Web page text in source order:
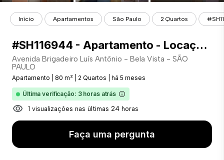
Início Apartamentos São Paulo 2 Quartos
#SH116944 - Apartamento - Locação com 80.00 m² , 2 Quarto(s), por R$ 2.500
Avenida Brigadeiro Luís Antônio - Bela Vista - SÃO
PAULO
Apartamento 80 m² 2 Quartos há 5 meses
Última verificação: 3 horas atrás
1 visualizações nas últimas 24 horas
Faça uma pergunta